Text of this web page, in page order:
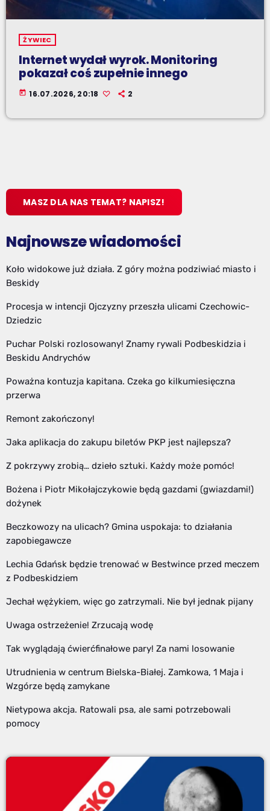
ŻYWIEC
Internet wydał wyrok. Monitoring
pokazał coś zupełnie innego
today 16.07.2026, 20:18 2
MASZ DLA NAS TEMAT? NAPISZ!
Najnowsze wiadomości
Koło widokowe już działa. Z góry można podziwiać miasto i
Beskidy
Procesja w intencji Ojczyzny przeszła ulicami Czechowic-
Dziedzic
Puchar Polski rozlosowany! Znamy rywali Podbeskidzia i
Beskidu Andrychów
Poważna kontuzja kapitana. Czeka go kilkumiesięczna
przerwa
Remont zakończony!
Jaka aplikacja do zakupu biletów PKP jest najlepsza?
Z pokrzywy zrobią… dzieło sztuki. Każdy może pomóc!
Bożena i Piotr Mikołajczykowie będą gazdami (gwiazdami!)
dożynek
Beczkowozy na ulicach? Gmina uspokaja: to działania
zapobiegawcze
Lechia Gdańsk będzie trenować w Bestwince przed meczem
z Podbeskidziem
Jechał wężykiem, więc go zatrzymali. Nie był jednak pijany
Uwaga ostrzeżenie! Zrzucają wodę
Tak wyglądają ćwierćfinałowe pary! Za nami losowanie
Utrudnienia w centrum Bielska-Białej. Zamkowa, 1 Maja i
Wzgórze będą zamykane
Nietypowa akcja. Ratowali psa, ale sami potrzebowali
pomocy